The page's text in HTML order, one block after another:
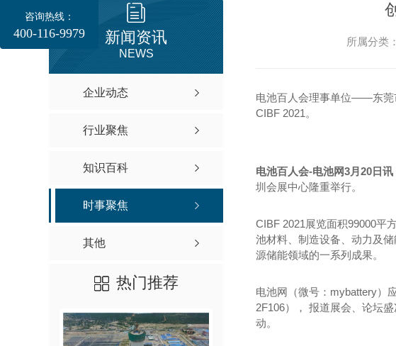
新闻资讯
NEWS
企业动态
行业聚焦
知识百科
时事聚焦
其他
热门推荐
所属分类
电池百人会理事单位——东莞
CIBF 2021。
电池百人会-电池网3月20日
圳会展中心隆重举行。
CIBF 2021展览面积99000平
池材料、制造设备、动力及
源储能领域的一系列成果。
电池网（微号：mybattery）
2F106）， 报道展会、论坛
动。
咨询热线：
400-116-9979